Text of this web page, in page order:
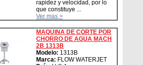
rapidez y velocidad, por lo
que constituye ...
Ver mas >
MAQUINA DE CORTE POR
CHORRO DE AGUA MACH
2B 1313B
Modelo: 1313B
Marca: FLOW WATERJET